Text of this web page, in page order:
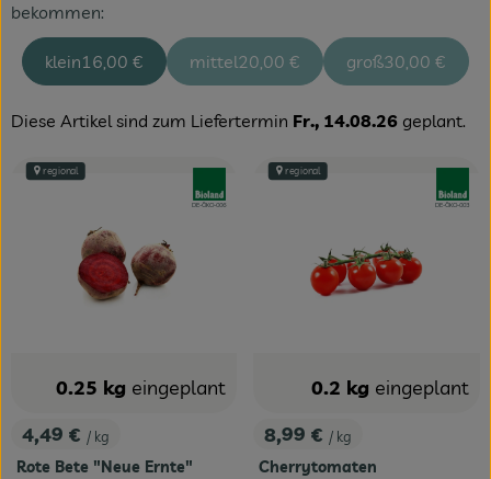
bekommen:
klein16,00 € mittel20,00 € groß30,00 €
Diese Artikel sind zum Liefertermin Fr., 14.08.26 geplant.
, Preis:
4,49 € / kg
Rote Bete "Neue Ernte"
0.25 kg eingeplant
, Kontrollstelle:
DE-ÖKO-006
regional
, Preis:
8,99 € / kg
Cherrytomaten
0.2 kg eingeplant
, Kontrollstelle:
DE-ÖKO-003
regional